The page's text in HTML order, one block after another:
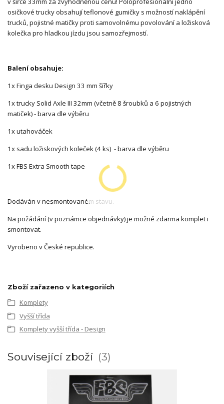
osičkové trucky obsahují teflonové gumičky s možností naklápění
trucků, pojistné matičky proti samovolnému povolování a ložisková
kolečka pro hladkou jízdu jsou samozřejmostí.
Balení obsahuje:
1x Finga desku Design 33 mm šířky
1x trucky Solid Axle III 32mm (včetně 8 šroubků a 6 pojistných
matiček) - barva dle výběru
1x utahováček
1x sadu ložiskových koleček (4 ks) - barva dle výběru
1x FBS Extra Smooth tape
Dodáván v nesmontovaném stavu.
Na požádání (v poznámce objednávky) je možné zdarma komplet i
smontovat.
Vyrobeno v České republice.
Zboží zařazeno v kategoriích
Komplety
Vyšší třída
Komplety vyšší třída - Design
Související zboží 3